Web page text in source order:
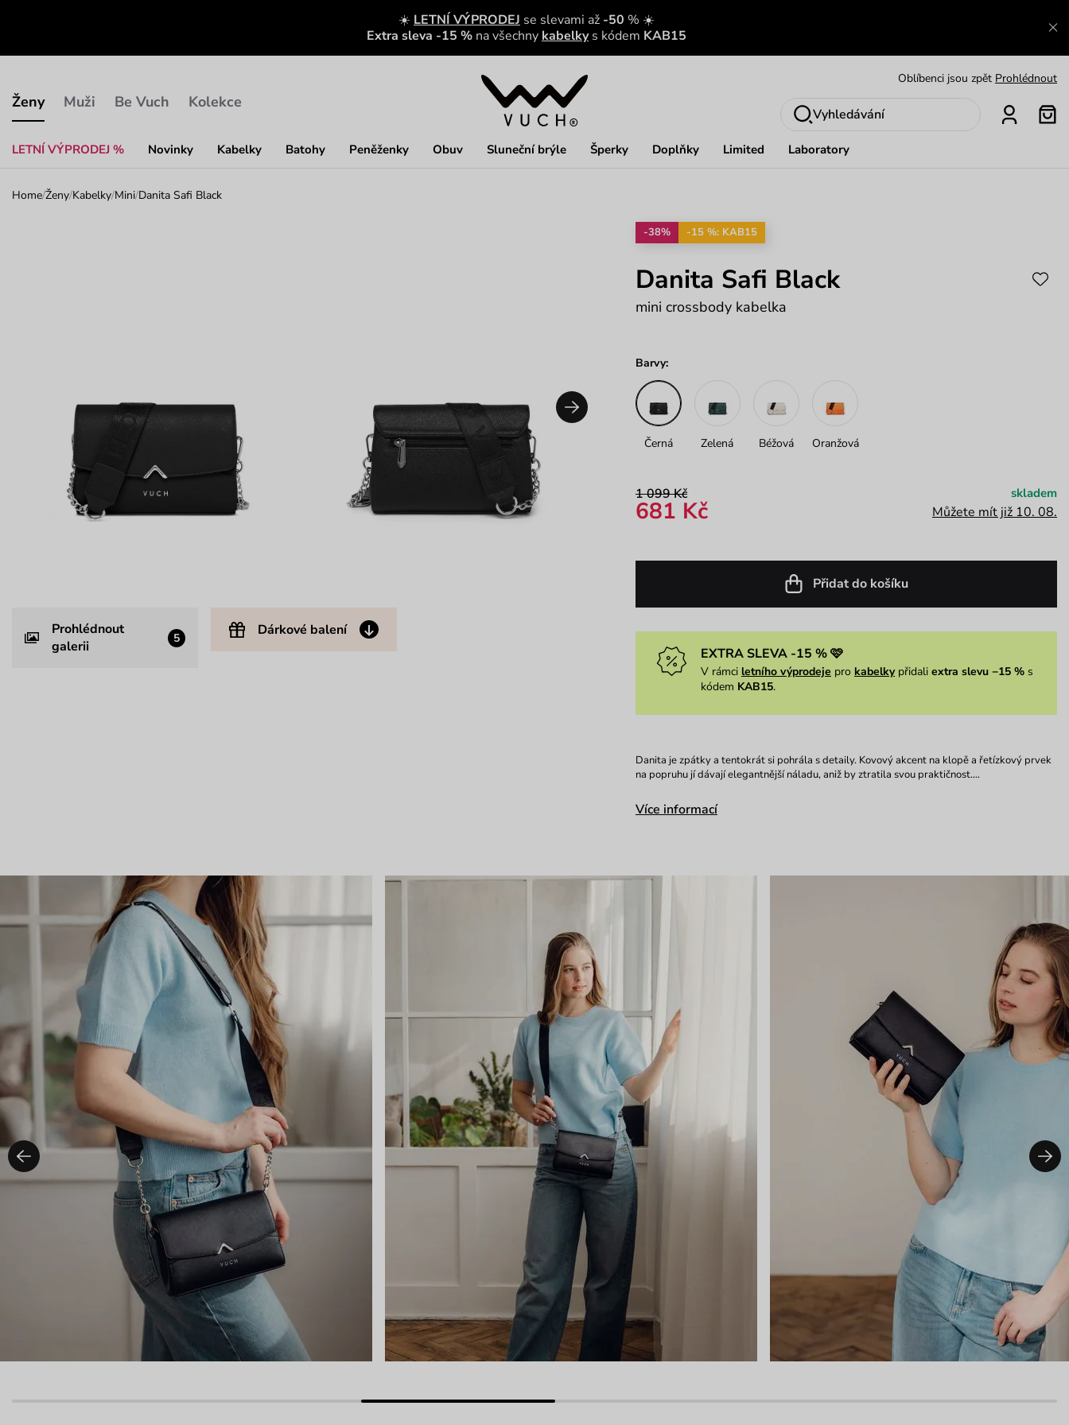
☀️ LETNÍ VÝPRODEJ se slevami až -50 % ☀️
Extra sleva -15 % na všechny kabelkys kódem KAB15
Ženy
LETNÍ VÝPRODEJ % Novinky Kabelky Batohy Peněženky Obuv Sluneční brýle Šperky Doplňky Limited Laboratory
Muži Be Vuch Kolekce
Zobrazit
Oblíbenci jsou zpět Prohlédnout
Nech se inspirovat Ukázat
Vyhledávání
Home/Ženy/Kabelky/Mini/Danita Safi Black
Prohlédnout
galerii
5 Dárkové balení
-38% -15 %: KAB15
Danita Safi Black
mini crossbody kabelka
Barvy:
Černá Zelená Béžová Oranžová
1 099 Kč
681 Kč
skladem
Můžete mít již 10. 08.
Přidat do košíku
EXTRA SLEVA -15 % 🩷
V rámci letního výprodeje pro kabelkypřidali extra slevu −15 %s
kódem KAB15.
Danita je zpátky a tentokrát si pohrála s detaily. Kovový akcent na klopě a řetízkový prvek
na popruhu jí dávají elegantnější náladu, aniž by ztratila svou praktičnost.…
Více informací